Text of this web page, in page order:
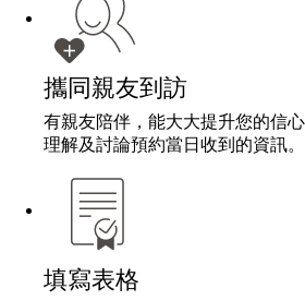
攜同親友到訪
有親友陪伴，能大大提升您的信
理解及討論預約當日收到的資訊。
填寫表格